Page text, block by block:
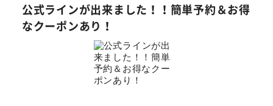
公式ラインが出来ました！！簡単予約＆お得
なクーポンあり！